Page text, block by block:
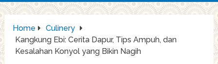
Home
Culinery
Kangkung Ebi: Cerita Dapur, Tips Ampuh, dan
Kesalahan Konyol yang Bikin Nagih